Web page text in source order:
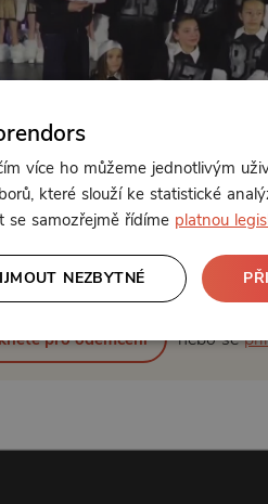
Od 300 Kč měsíčně
pro odemčení nebo se
více ho můžeme jednotlivým
které slouží ke statistické
se samozřejmě řídíme platnou
NEZBYTNÉ